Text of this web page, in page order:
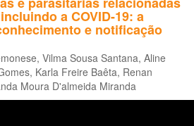
a COVID-19: a
e notificação
Vilma Sousa Santana, Aline
Karla Freire Baêta, Renan
Moura D'almeida Miranda